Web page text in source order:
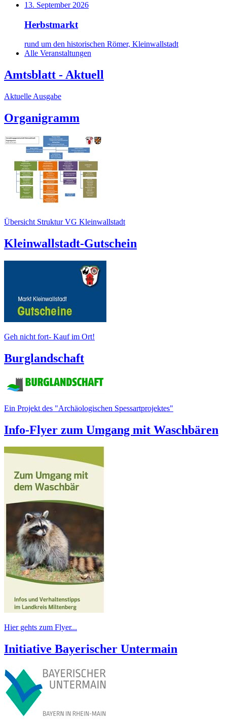
13. September 2026
Herbstmarkt
rund um den historischen Römer, Kleinwallstadt
Alle Veranstaltungen
Amtsblatt - Aktuell
Aktuelle Ausgabe
Organigramm
Übersicht Struktur VG Kleinwallstadt
Kleinwallstadt-Gutschein
Geh nicht fort- Kauf im Ort!
Burglandschaft
Ein Projekt des "Archäologischen Spessartprojektes"
Info-Flyer zum Umgang mit Waschbären
Hier gehts zum Flyer...
Initiative Bayerischer Untermain